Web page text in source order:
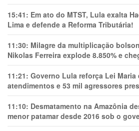
15:41: Em ato do MTST, Lula exalta
Lima e defende a Reforma Tributária!
11:30: Milagre da multiplicação
Nikolas Ferreira explode 8.850% e
11:21: Governo Lula reforça Lei Maria
atendimentos e 53 mil agressores
11:10: Desmatamento na Amazônia
menor patamar desde 2016 sob o